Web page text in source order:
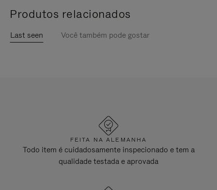
Produtos relacionados
Last seen Você também pode gostar
FEITA NA ALEMANHA
Todo item é cuidadosamente inspecionado e tem a
qualidade testada e aprovada